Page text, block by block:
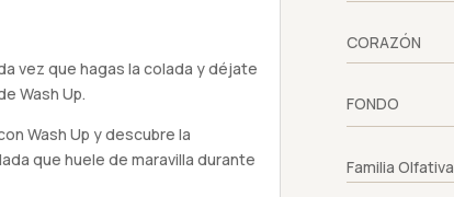
vez que hagas la colada y déjate
Wash Up.
Wash Up y descubre la
que huele de maravilla durante
CORAZÓN
FONDO
Familia Olfativa